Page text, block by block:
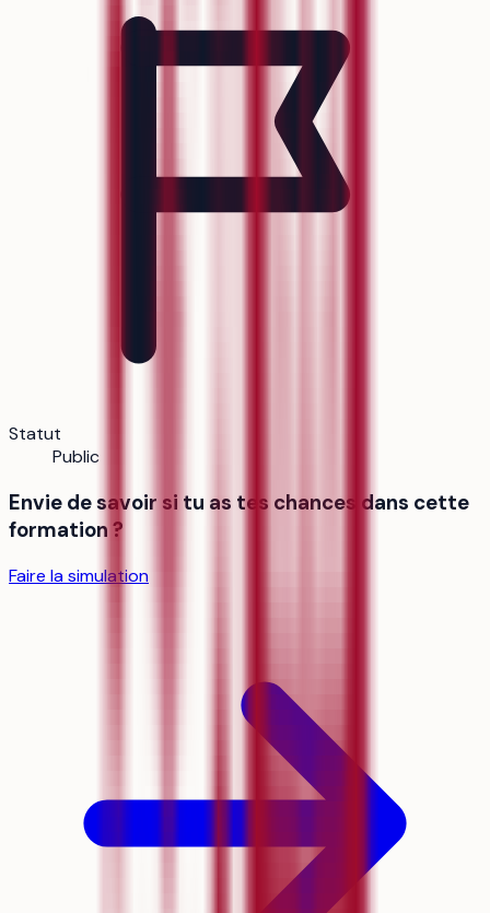
Statut
Public
Envie de savoir si tu as tes chances dans cette
formation ?
Faire la simulation